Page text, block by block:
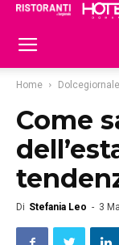
Home Dolcegiornale
Come
Di Stefania Leo - 3